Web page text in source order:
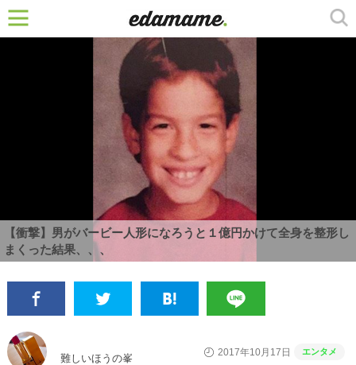
【衝撃】男がバービー人形になろうと１億円かけて全身を整形し
まくった結果、、、
難しいほうの峯
2017年10月17日 エンタメ